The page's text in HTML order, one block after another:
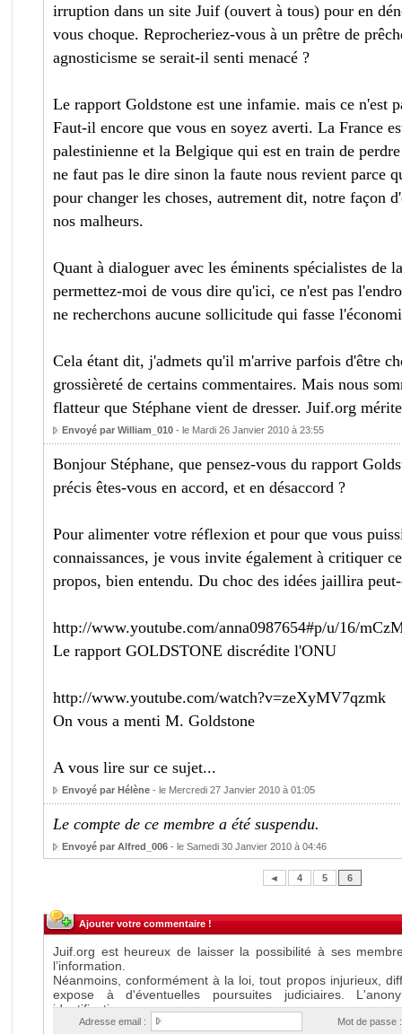
irruption dans un site Juif (ouvert à tous) pour en
vous choque. Reprocheriez-vous à un prêtre de
agnosticisme se serait-il senti menacé ?
Le rapport Goldstone est une infamie. mais ce n'est
Faut-il encore que vous en soyez averti. La France
palestinienne et la Belgique qui est en train de
ne faut pas le dire sinon la faute nous revient parce
pour changer les choses, autrement dit, notre façon
nos malheurs.
Quant à dialoguer avec les éminents spécialistes de
permettez-moi de vous dire qu'ici, ce n'est pas
ne recherchons aucune sollicitude qui fasse
Cela étant dit, j'admets qu'il m'arrive parfois d'être
grossièreté de certains commentaires. Mais nous
flatteur que Stéphane vient de dresser. Juif.org
Envoyé par William_010- le Mardi 26 Janvier 2010 à 23:55
Bonjour Stéphane, que pensez-vous du rapport
précis êtes-vous en accord, et en désaccord ?
Pour alimenter votre réflexion et pour que vous
connaissances, je vous invite également à critiquer
propos, bien entendu. Du choc des idées jaillira
http://www.youtube.com/anna0987654#p/u/16/
Le rapport GOLDSTONE discrédite l'ONU
http://www.youtube.com/watch?v=zeXyMV7qzmk
On vous a menti M. Goldstone
A vous lire sur ce sujet...
Envoyé par Hélène- le Mercredi 27 Janvier 2010 à 01:05
Le compte de ce membre a été suspendu.
Envoyé par Alfred_006- le Samedi 30 Janvier 2010 à 04:46
◄ 4 5 6
Ajouter votre commentaire !
Adresse email : Mot de passe :